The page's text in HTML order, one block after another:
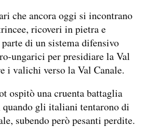
che ancora oggi si incontrano
ricoveri in pietra e
di un sistema difensivo
ungarici per presidiare la Val
i valichi verso la Val Canale.
ospitò una cruenta battaglia
gli italiani tentarono di
subendo però pesanti perdite.